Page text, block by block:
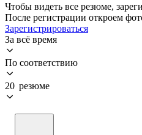
Чтобы видеть все резюме,
После регистрации откроем
Зарегистрироваться
За всё время
По соответствию
20 резюме